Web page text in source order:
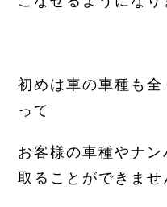
初めは車の車種も全
って
お客様の車種やナ
取ることができませ